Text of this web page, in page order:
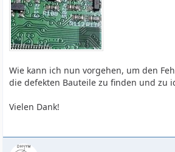
Wie kann ich nun vorgehen, um den
die defekten Bauteile zu finden und zu
Vielen Dank!